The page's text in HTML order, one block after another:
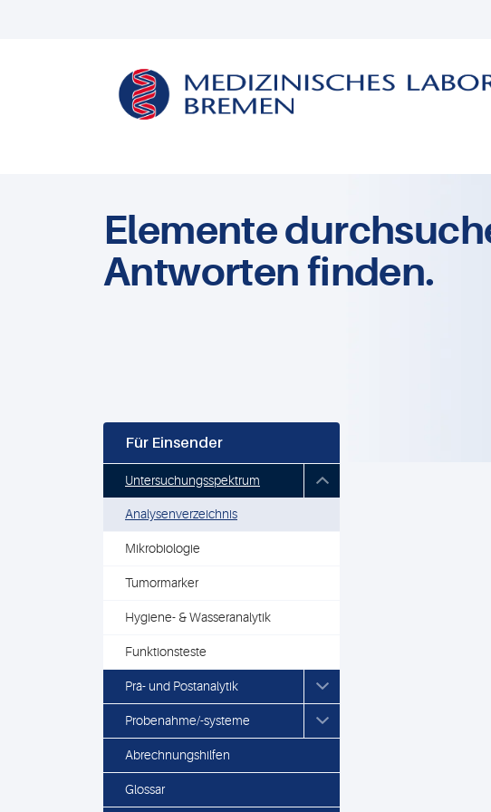
Elemente
Antworten finden.
Für Einsender
Untersuchungsspektrum
Analysenverzeichnis
Mikrobiologie
Tumormarker
Hygiene- & Wasseranalytik
Funktionsteste
Prä- und Postanalytik
Probenahme/-systeme
Abrechnungshilfen
Glossar